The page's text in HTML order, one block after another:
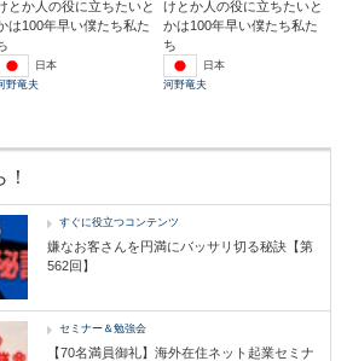
とか人の役に立ちたいと
は100年早い僕たち私た
日本
野竜夫
けとか人の役に立ちたいと
かは100年早い僕たち私た
ち
日本
河野竜夫
すぐに役立つコンテンツ
嫌なお客さんを円満にバッサリ切る秘訣【第
562回】
セミナー＆勉強会
【70名満員御礼】海外在住ネット起業セミナ